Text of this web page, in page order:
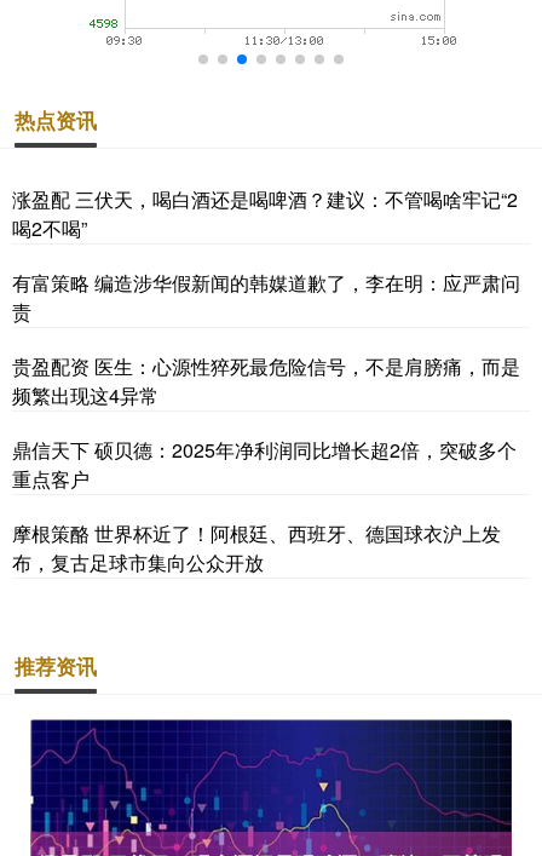
热点资讯
涨盈配 三伏天，喝白酒还是喝啤酒？建议：不管喝啥牢记“2
喝2不喝”
有富策略 编造涉华假新闻的韩媒道歉了，李在明：应严肃问
责
贵盈配资 医生：心源性猝死最危险信号，不是肩膀痛，而是
频繁出现这4异常
鼎信天下 硕贝德：2025年净利润同比增长超2倍，突破多个
重点客户
摩根策酪 世界杯近了！阿根廷、西班牙、德国球衣沪上发
布，复古足球市集向公众开放
推荐资讯